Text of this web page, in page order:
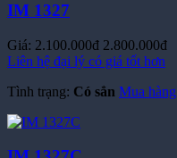
IM 1327
Giá: 2.100.000đ 2.800.000đ
Liên hệ đại lý có giá tốt hơn
Tình trạng: Có sẳn Mua hàng
IM 1327C